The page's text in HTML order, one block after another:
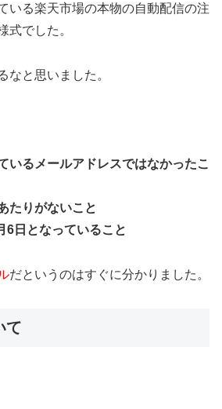
いる楽天市場の本物の自動配信の注
式でした。
なと思いました。
いるメールアドレスではなかったこ
たりがないこと
6日となっていること
だというのはすぐに分かりました。
て